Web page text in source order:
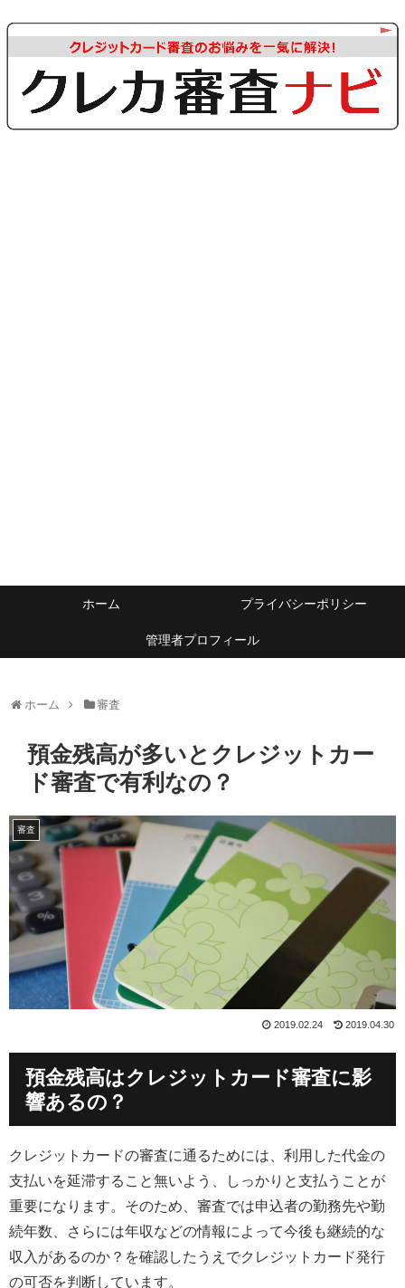
ホーム プライバシーポリシー
管理者プロフィール
ホーム 審査
預金残高が多いとクレジットカー
ド審査で有利なの？
審査
2019.02.24 2019.04.30
預金残高はクレジットカード審査に影
響あるの？
クレジットカードの審査に通るためには、利用した代金の
支払いを延滞すること無いよう、しっかりと支払うことが
重要になります。そのため、審査では申込者の勤務先や勤
続年数、さらには年収などの情報によって今後も継続的な
収入があるのか？を確認したうえでクレジットカード発行
の可否を判断しています。